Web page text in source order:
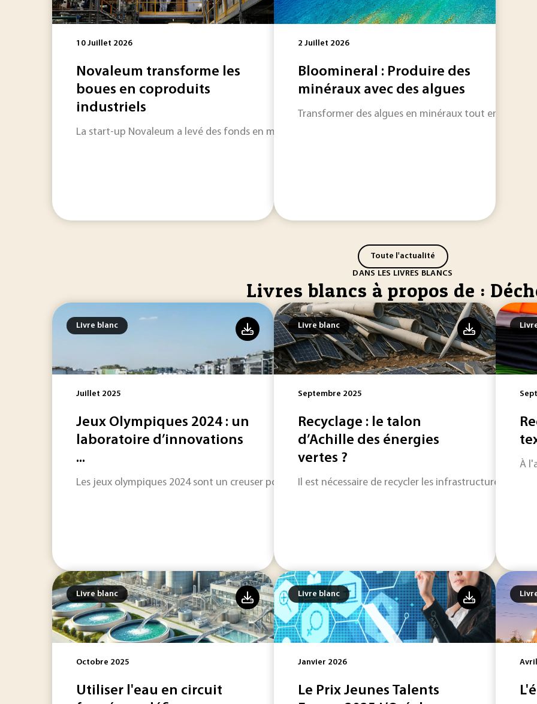
10 Juillet 2026
Novaleum transforme les
boues en coproduits
industriels
La start-up Novaleum a levé des fonds en mars dernier pour développer son procédé de
2 Juillet 2026
Bloomineral : Produire des
minéraux avec des algues
Transformer des algues en minéraux tout en
Toute l'actualité
DANS LES LIVRES BLANCS
Livres blancs à propos de :
Livre blanc
Juillet 2025
Jeux Olympiques 2024 : un
laboratoire d’innovations
...
Les jeux olympiques 2024 sont un creuser pour l'innovation technologique.
Livre blanc
Septembre 2025
Recyclage : le talon
d’Achille des énergies
vertes ?
Il est nécessaire de recycler les infrastructures de
À
Livre blanc
Octobre 2025
Utiliser l'eau en circuit
Livre blanc
Janvier 2026
Le Prix Jeunes Talents